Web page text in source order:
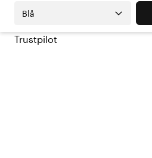
Blå
Trustpilot